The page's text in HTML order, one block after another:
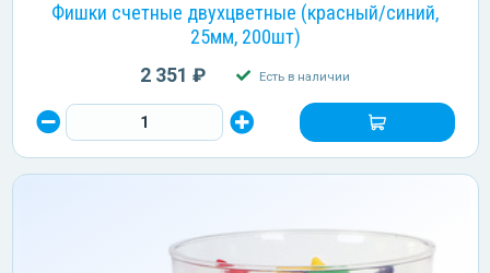
Фишки счетные двухцветные (красный/синий,
25мм, 200шт)
2 351 ₽ Есть в наличии